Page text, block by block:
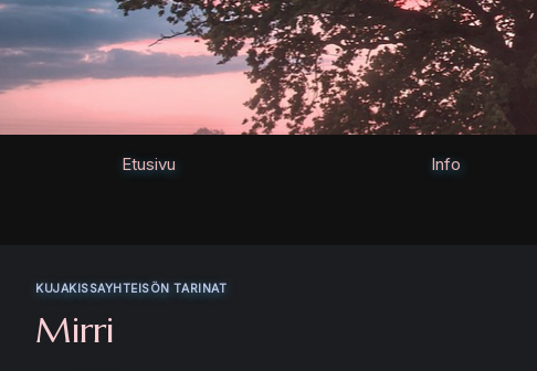
Siirry
Etusivu Info
KUJAKISSAYHTEISÖN TARINAT
Mirri